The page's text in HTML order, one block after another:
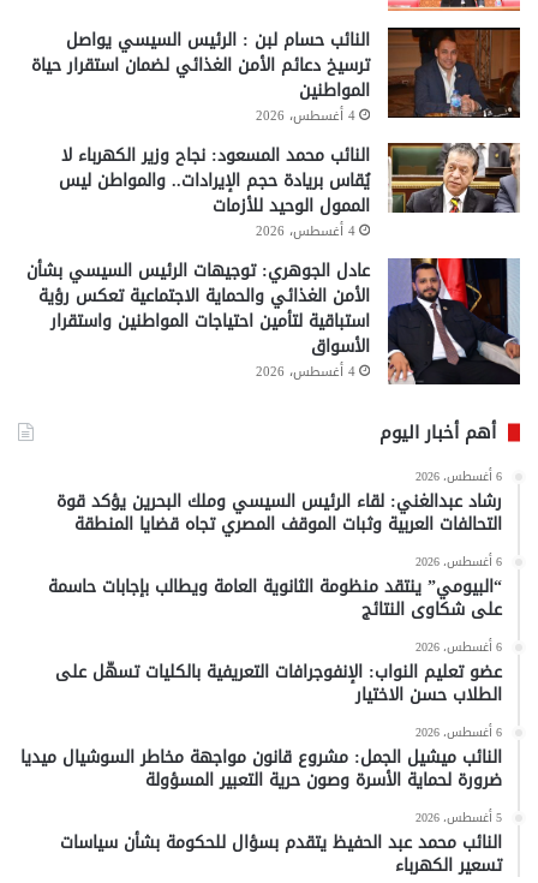
النائب حسام لبن : الرئيس السيسي يواصل
ترسيخ دعائم الأمن الغذائي لضمان استقرار حياة
المواطنين
4 أغسطس، 2026
النائب محمد المسعود: نجاح وزير الكهرباء لا
يُقاس بريادة حجم الإيرادات.. والمواطن ليس
الممول الوحيد للأزمات
4 أغسطس، 2026
عادل الجوهري: توجيهات الرئيس السيسي بشأن
الأمن الغذائي والحماية الاجتماعية تعكس رؤية
استباقية لتأمين احتياجات المواطنين واستقرار
الأسواق
4 أغسطس، 2026
أهم أخبار اليوم
6 أغسطس، 2026
رشاد عبدالغني: لقاء الرئيس السيسي وملك البحرين يؤكد قوة
التحالفات العربية وثبات الموقف المصري تجاه قضايا المنطقة
6 أغسطس، 2026
“البيومي” ينتقد منظومة الثانوية العامة ويطالب بإجابات حاسمة
على شكاوى النتائج
6 أغسطس، 2026
عضو تعليم النواب: الإنفوجرافات التعريفية بالكليات تسهّل على
الطلاب حسن الاختيار
6 أغسطس، 2026
النائب ميشيل الجمل: مشروع قانون مواجهة مخاطر السوشيال ميديا
ضرورة لحماية الأسرة وصون حرية التعبير المسؤولة
5 أغسطس، 2026
النائب محمد عبد الحفيظ يتقدم بسؤال للحكومة بشأن سياسات
تسعير الكهرباء